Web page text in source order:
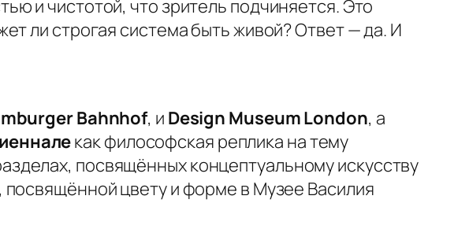
и чистотой, что зритель подчиняется. Это
ли строгая система быть живой? Ответ — да. И
Bahnhof, и Design Museum London, а
как философская реплика на тему
посвящённых концептуальному искусству
посвящённой цвету и форме в Музее Василия